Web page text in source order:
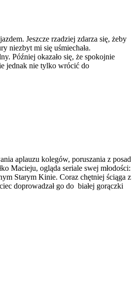
Jeszcze rzadziej zdarza się, żeby
niezbyt mi się uśmiechała.
Później okazało się, że spokojnie
jednak nie tylko wrócić do
aplauzu kolegów, poruszania z posad
Macieju, ogląda seriale swej młodości:
Starym Kinie. Coraz chętniej ściąga z
doprowadzał go do białej gorączki